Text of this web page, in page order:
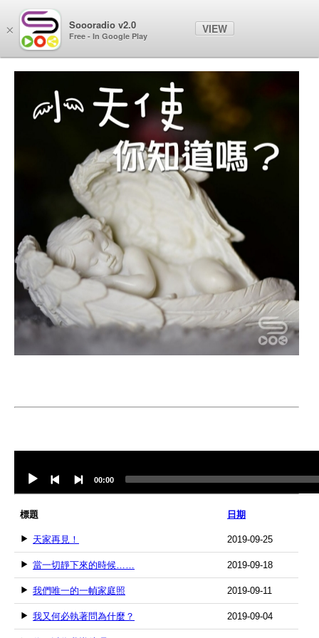
Soooradio
Player
00:00
標題 日期
天家再見！ 2019-09-25
當一切靜下來的時候…… 2019-09-18
我們唯一的一幀家庭照 2019-09-11
我又何必執著問為什麼？ 2019-09-04
× Soooradio v2.0
Free - In Google Play
VIEW